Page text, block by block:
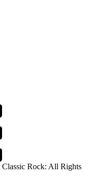
Rock: All Rights